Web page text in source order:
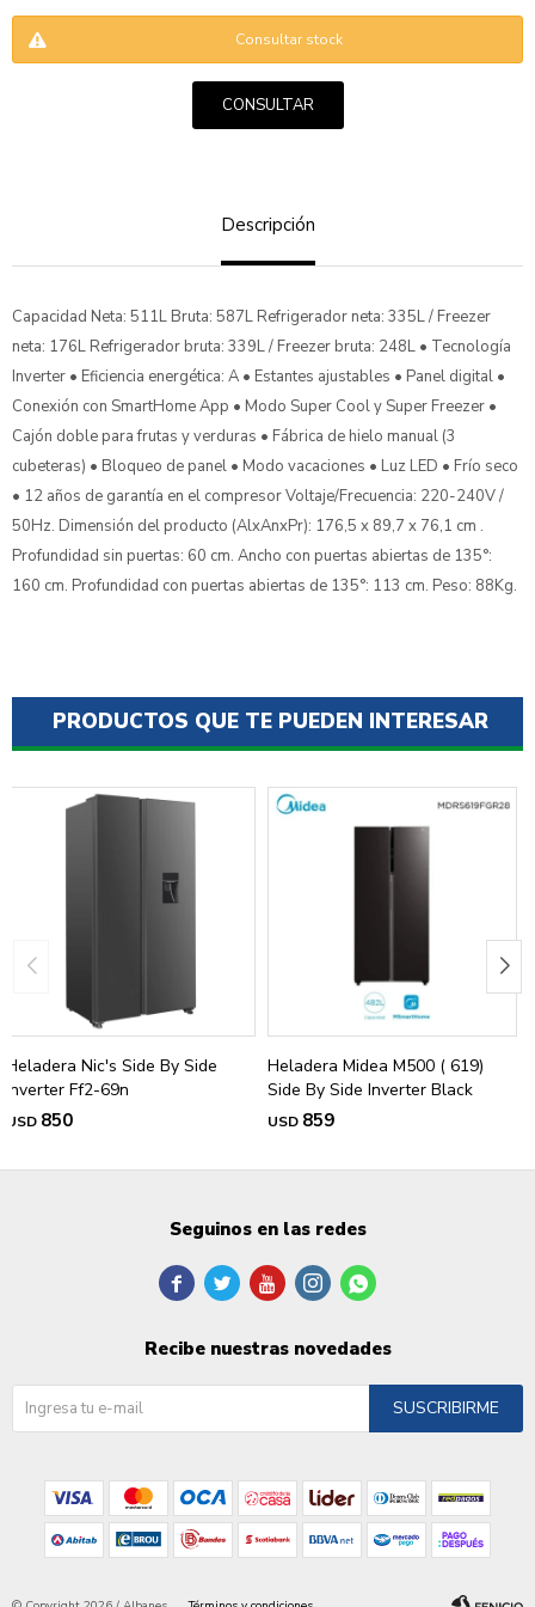
Consultar stock
CONSULTAR
Descripción
Capacidad Neta: 511L Bruta: 587L Refrigerador neta: 335L / Freezer
neta: 176L Refrigerador bruta: 339L / Freezer bruta: 248L • Tecnología
Inverter • Eficiencia energética: A • Estantes ajustables • Panel digital •
Conexión con SmartHome App • Modo Super Cool y Super Freezer •
Cajón doble para frutas y verduras • Fábrica de hielo manual (3
cubeteras) • Bloqueo de panel • Modo vacaciones • Luz LED • Frío seco
• 12 años de garantía en el compresor Voltaje/Frecuencia: 220-240V /
50Hz. Dimensión del producto (AlxAnxPr): 176,5 x 89,7 x 76,1 cm .
Profundidad sin puertas: 60 cm. Ancho con puertas abiertas de 135°:
160 cm. Profundidad con puertas abiertas de 135°: 113 cm. Peso: 88Kg.
PRODUCTOS QUE TE PUEDEN INTERESAR
Heladera Nic's Side By Side
Inverter Ff2-69n
USD 850
Heladera Midea M500 ( 619)
Side By Side Inverter Black
USD 859
Seguinos en las redes
    
Recibe nuestras novedades
SUSCRIBIRME